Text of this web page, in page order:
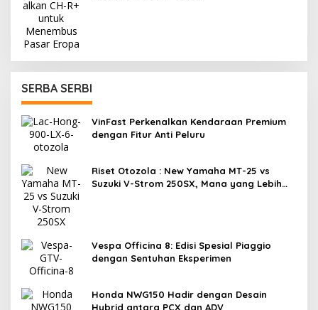
SERBA SERBI
VinFast Perkenalkan Kendaraan Premium
dengan Fitur Anti Peluru
Riset Otozola : New Yamaha MT-25 vs
Suzuki V-Strom 250SX, Mana yang Lebih
Vespa Officina 8: Edisi Spesial Piaggio
dengan Sentuhan Eksperimen
Honda NWG150 Hadir dengan Desain
Hybrid antara PCX dan ADV